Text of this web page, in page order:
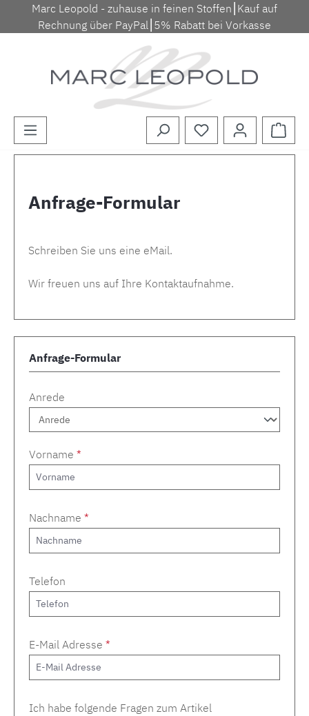
Zum Hauptinhalt springen
Marc Leopold - zuhause in feinen Stoffen⎮Kauf auf
Rechnung über PayPal⎮5% Rabatt bei Vorkasse
Anfrage-Formular
Schreiben Sie uns eine eMail.
Wir freuen uns auf Ihre Kontaktaufnahme.
Anfrage-Formular
Anrede
Vorname *
Nachname *
Telefon
E-Mail Adresse *
Ich habe folgende Fragen zum Artikel